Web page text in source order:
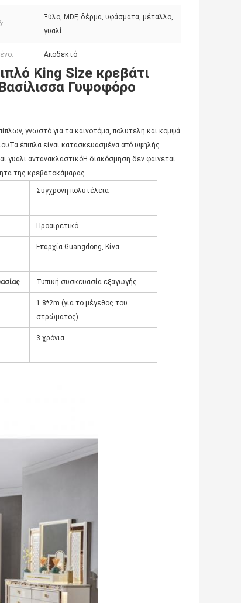
Ξύλο, MDF, δέρμα, υφάσματα, μέταλλο,
γυαλί
Αποδεκτό
King Size κρεβάτι
Γυψοφόρο
γνωστό για τα καινοτόμα, πολυτελή και κομψά
έπιπλα είναι κατασκευασμένα από υψηλής
γυαλί αντανακλαστικόΗ διακόσμηση δεν φαίνεται
της κρεβατοκάμαρας.
Σύγχρονη πολυτέλεια
Προαιρετικό
Επαρχία Guangdong, Κίνα
Τυπική συσκευασία εξαγωγής
1.8*2m (για το μέγεθος του
στρώματος)
3 χρόνια